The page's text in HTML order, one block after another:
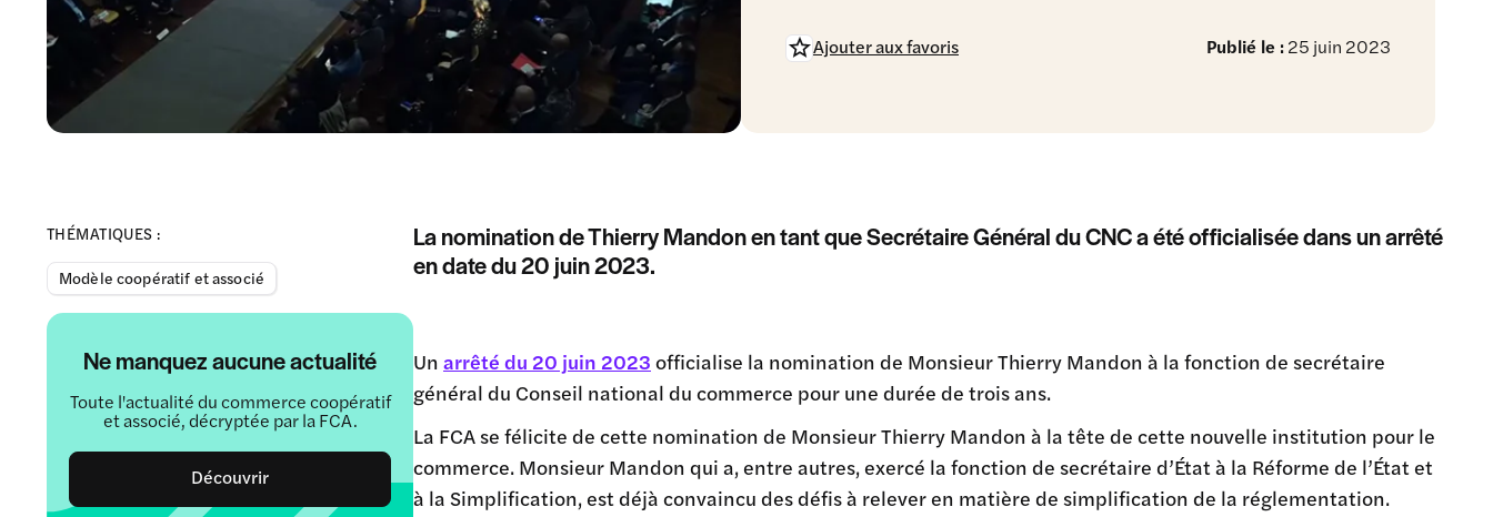
Publié le :25 juin 2023
Ajouter aux favoris
THÉMATIQUES :
Modèle coopératif et associé
Ne manquez aucune actualité
Toute l'actualité du commerce coopératif
et associé, décryptée par la FCA.
Découvrir
La nomination de Thierry Mandon en tant que Secrétaire Général du CNC a été officialisée dans un arrêté
en date du 20 juin 2023.
Un arrêté du 20 juin 2023 officialise la nomination de Monsieur Thierry Mandon à la fonction de secrétaire
général du Conseil national du commerce pour une durée de trois ans.
La FCA se félicite de cette nomination de Monsieur Thierry Mandon à la tête de cette nouvelle institution pour le
commerce. Monsieur Mandon qui a, entre autres, exercé la fonction de secrétaire d’État à la Réforme de l’État et
à la Simplification, est déjà convaincu des défis à relever en matière de simplification de la réglementation.